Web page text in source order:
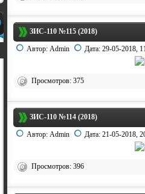
ЗИС-110 №115 (2018)
Автор: Admin Дата: 29-05-2018,
Просмотров: 375
ЗИС-110 №114 (2018)
Автор: Admin Дата: 21-05-2018,
Просмотров: 396